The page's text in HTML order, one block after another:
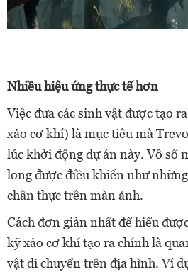
Nhiều hiệu ứng thực tế hơn
Việc đưa các sinh vật được tạo
xảo cơ khí) là mục tiêu mà
lúc khởi động dự án này. Vô số
long được điều khiển như
chân thực trên màn ảnh.
Cách đơn giản nhất để hiểu
kỹ xảo cơ khí tạo ra chính là
vật di chuyển trên địa hình. Ví